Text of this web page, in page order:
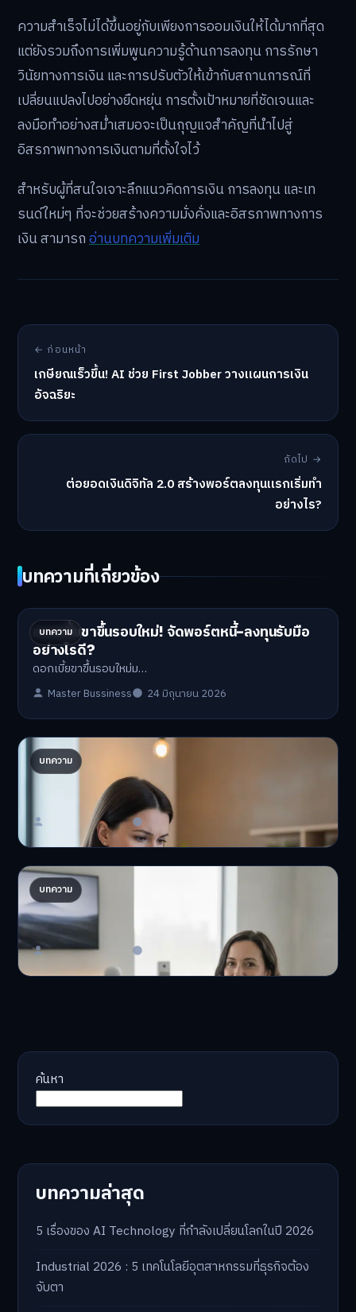
ความสำเร็จไม่ได้ขึ้นอยู่กับเพียงการออมเงินให้ได้มากที่สุด
แต่ยังรวมถึงการเพิ่มพูนความรู้ด้านการลงทุน การรักษา
วินัยทางการเงิน และการปรับตัวให้เข้ากับสถานการณ์ที่
เปลี่ยนแปลงไปอย่างยืดหยุ่น การตั้งเป้าหมายที่ชัดเจนและ
ลงมือทำอย่างสม่ำเสมอจะเป็นกุญแจสำคัญที่นำไปสู่
อิสรภาพทางการเงินตามที่ตั้งใจไว้
สำหรับผู้ที่สนใจเจาะลึกแนวคิดการเงิน การลงทุน และเท
รนด์ใหม่ๆ ที่จะช่วยสร้างความมั่งคั่งและอิสรภาพทางการ
เงิน สามารถอ่านบทความเพิ่มเติม
← ก่อนหน้า
เกษียณเร็วขึ้น! AI ช่วย First Jobber วางแผนการเงิน
อัจฉริยะ
ถัดไป →
ต่อยอดเงินดิจิทัล 2.0 สร้างพอร์ตลงทุนแรกเริ่มทำ
อย่างไร?
บทความที่เกี่ยวข้อง
บทความ
ดอกเบี้ยขาขึ้นรอบใหม่! จัดพอร์ตหนี้-ลงทุนรับมือ
อย่างไรดี?
ดอกเบี้ยขาขึ้นรอบใหม่ม…
Master Bussiness 24 มิถุนายน 2026
บทความ
ปรับพอร์ตรับ ‘เงินดิจิทัล 2.0’ จัดสรรงบอย่างไรไม่
ให้พัง
'เงินดิจิทัล 2.0' มาแล…
Master Bussiness 23 มิถุนายน 2026
บทความ
AI จัดพอร์ตให้ปัง! เทรนด์ลงทุนยุคใหม่ ไม่ต้องเฝ้า
จอ
AI จัดพอร์ตให้ปัง! หมด…
Master Bussiness 23 มิถุนายน 2026
ค้นหา
บทความล่าสุด
5 เรื่องของ AI Technology ที่กำลังเปลี่ยนโลกในปี 2026
Industrial 2026 : 5 เทคโนโลยีอุตสาหกรรมที่ธุรกิจต้อง
จับตา